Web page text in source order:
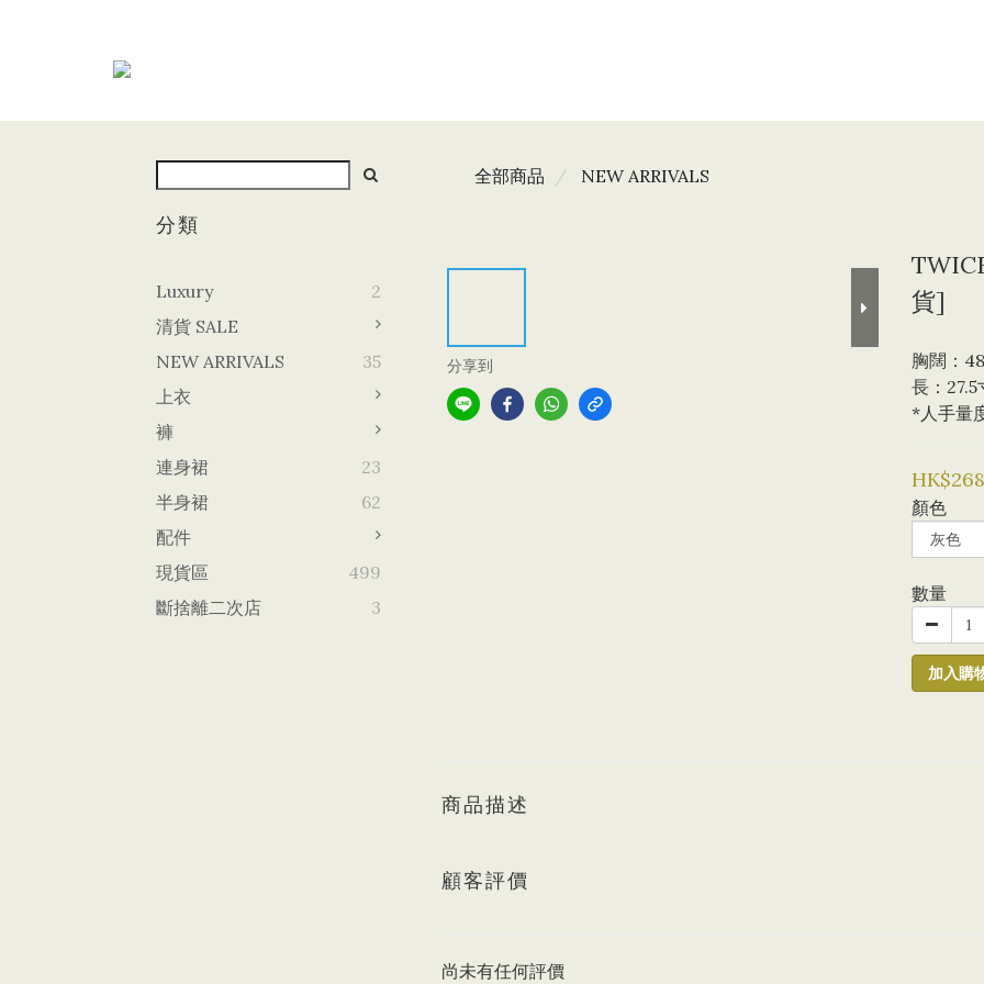
分類
Luxury
2
清貨 SALE
NEW ARRIVALS
35
上衣
褲
連身裙
23
半身裙
62
配件
現貨區
499
斷捨離二次店
3
全部商品 NEW ARRIVALS
分享到
貨]
胸闊：
長：27.5
*人手量
顏色
數量
加入購
商品描述
顧客評價
尚未有任何評價